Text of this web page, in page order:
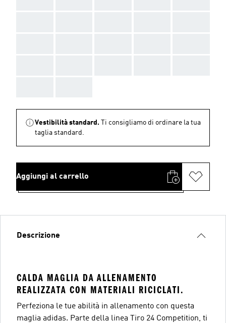
Vestibilità standard.
Ti consigliamo di ordinare la tua
taglia standard.
Aggiungi al carrello
Descrizione
CALDA MAGLIA DA ALLENAMENTO
REALIZZATA CON MATERIALI RICICLATI.
Perfeziona le tue abilità in allenamento con questa
maglia adidas. Parte della linea Tiro 24 Competition, ti